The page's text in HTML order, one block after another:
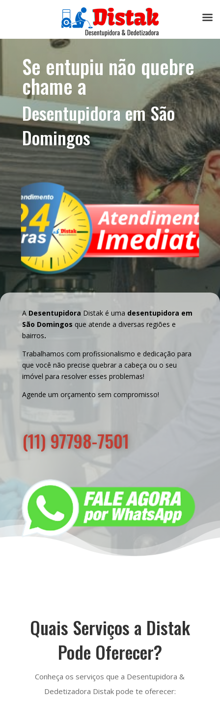
Se entupiu não quebre
chame a
Desentupidora em São
Domingos​
A Desentupidora Distak é uma desentupidora em
São Domingos que atende a diversas regiões e
bairros.
Trabalhamos com profissionalismo e dedicação para
que você não precise quebrar a cabeça ou o seu
imóvel para resolver esses problemas!
Agende um orçamento sem compromisso!
(11) 97798-7501
Quais Serviços a Distak
Pode Oferecer?
Conheça os serviços que a Desentupidora &
Dedetizadora Distak pode te oferecer: